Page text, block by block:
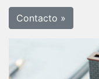
Contacto »